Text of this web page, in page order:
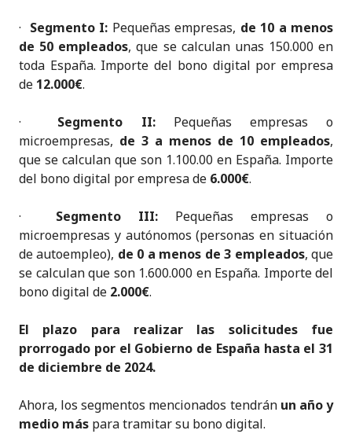
· Segmento I: Pequeñas empresas, de 10 a menos
de 50 empleados, que se calculan unas 150.000 en
toda España. Importe del bono digital por empresa
de 12.000€.
· Segmento II: Pequeñas empresas o
microempresas, de 3 a menos de 10 empleados,
que se calculan que son 1.100.00 en España. Importe
del bono digital por empresa de 6.000€.
· Segmento III: Pequeñas empresas o
microempresas y autónomos (personas en situación
de autoempleo), de 0 a menos de 3 empleados, que
se calculan que son 1.600.000 en España. Importe del
bono digital de 2.000€.
El plazo para realizar las solicitudes fue
prorrogado por el Gobierno de España hasta el 31
de diciembre de 2024.
Ahora, los segmentos mencionados tendrán un año y
medio más para tramitar su bono digital.